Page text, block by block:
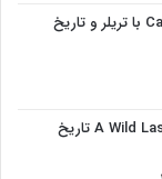
انیمه Campfire Cooking 2 با تریلر و تاریخ
انیمه A Wild Last Boss Appeared تاریخ